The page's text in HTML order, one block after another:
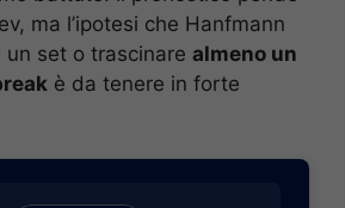
ma l’ipotesi che Hanfmann
un set o trascinare almeno un
è da tenere in forte